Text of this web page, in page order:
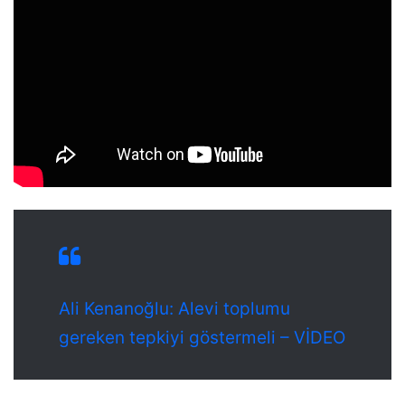
Ali Kenanoğlu: Alevi toplumu
gereken tepkiyi göstermeli – VİDEO